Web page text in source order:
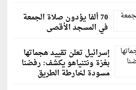
70 ألفا يؤدون صلاة الجمعة
في المسجد الأقصى
إسرائيل تعلن تقييد هجماتها
بغزة ونتنياهو يكشف: رفضنا
مسودة لخارطة الطريق